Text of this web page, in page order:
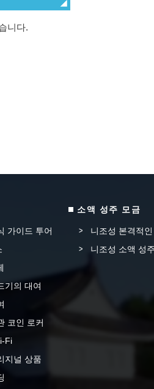
니다.
가이드 투어
기의 대여
코인 로커
Fi
지널 상품
소액 성주 모금
니조성 본격적
니조성 소액 성